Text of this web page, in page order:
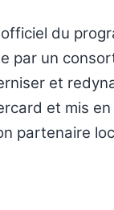
du
par un
et
et mis en
partenaire